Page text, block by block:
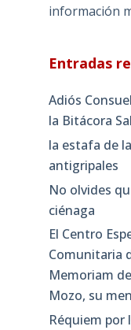
información
Entradas
Adiós
la Bitácora
la estafa de
antigripales
No olvides
ciénaga
El Centro
Comunitaria
Memoriam
Mozo, su
Réquiem por